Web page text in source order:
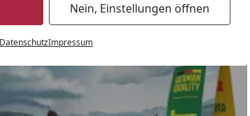
Nein, Einstellungen öffnen
DatenschutzImpressum